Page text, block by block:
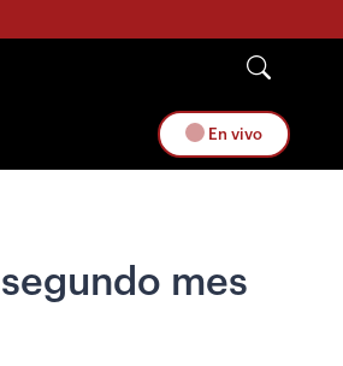
En vivo
mes